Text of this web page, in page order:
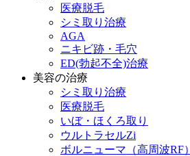
医療脱毛
シミ取り治療
AGA
ニキビ跡・毛穴
ED(勃起不全)治療
美容の治療
シミ取り治療
医療脱毛
いぼ・ほくろ取り
ウルトラセルZi
ボルニューマ（高周波RF）